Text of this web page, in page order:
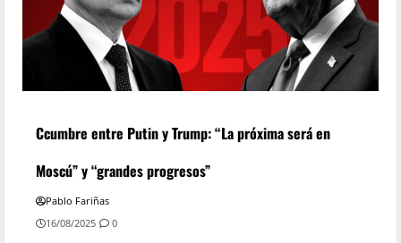
Ccumbre entre Putin y Trump: “La próxima será en
Moscú” y “grandes progresos”
Pablo Fariñas
16/08/2025
0